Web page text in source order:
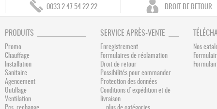
0033 2 47 54 22 22 DROIT DE RETOUR
PRODUITS
Promo
Chauffage
Installation
Sanitaire
Agencement
Outillage
Ventilation
SERVICE APRÈS-VENTE
Enregistrement
Formulaires de réclamation
Droit de retour
Possibilités pour commander
Protection des données
Conditions d'expédition et de
livraison
Nos